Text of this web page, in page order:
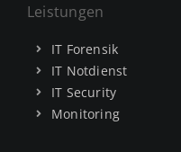
Leistungen
IT Forensik
IT Notdienst
IT Security
Monitoring